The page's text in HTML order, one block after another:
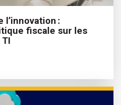
l’innovation :
fiscale sur les